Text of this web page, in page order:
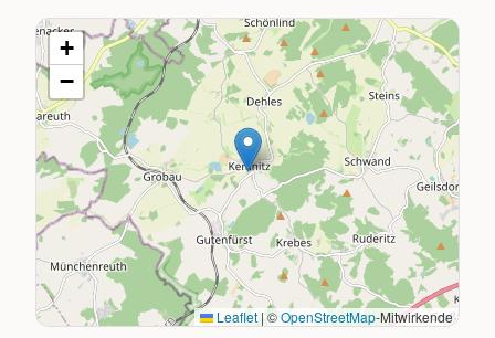
+
−
Leaflet | ©OpenStreetMap-Mitwirkende